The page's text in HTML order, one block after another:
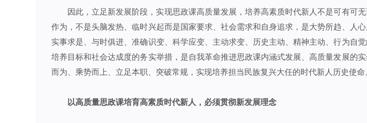
因此，立足新发展阶段，实现思政课高质量发展，培养高素质时代新人不是可有可
作为，不是头脑发热、临时兴起而是国家要求、社会需求和自身追求，是大势所趋、人心
实事求是、与时俱进、准确识变、科学应变、主动求变、历史主动、精神主动、行为自
培养目标和社会达成度的务实举措，是自我革命推进思政课内涵式发展、高质量发展的
而为、乘势而上、立足本职、突破常规，实现培养担当民族复兴大任的时代新人历史使命。
以高质量思政课培育高素质时代新人，必须贯彻新发展理念